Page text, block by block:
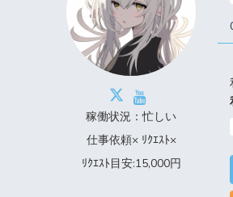
稼働状況：忙しい
仕事依頼× ﾘｸｴｽﾄ×
ﾘｸｴｽﾄ目安:15,000円